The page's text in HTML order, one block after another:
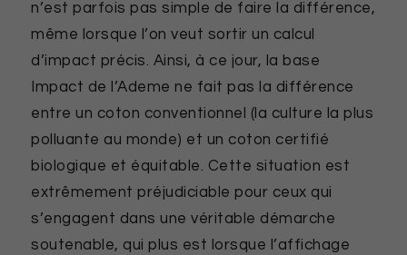
n’est parfois pas simple de faire la différence,
même lorsque l’on veut sortir un calcul
d’impact précis. Ainsi, à ce jour, la base
Impact de l’Ademe ne fait pas la différence
entre un coton conventionnel (la culture la plus
polluante au monde) et un coton certifié
biologique et équitable. Cette situation est
extrêmement préjudiciable pour ceux qui
s’engagent dans une véritable démarche
soutenable, qui plus est lorsque l’affichage